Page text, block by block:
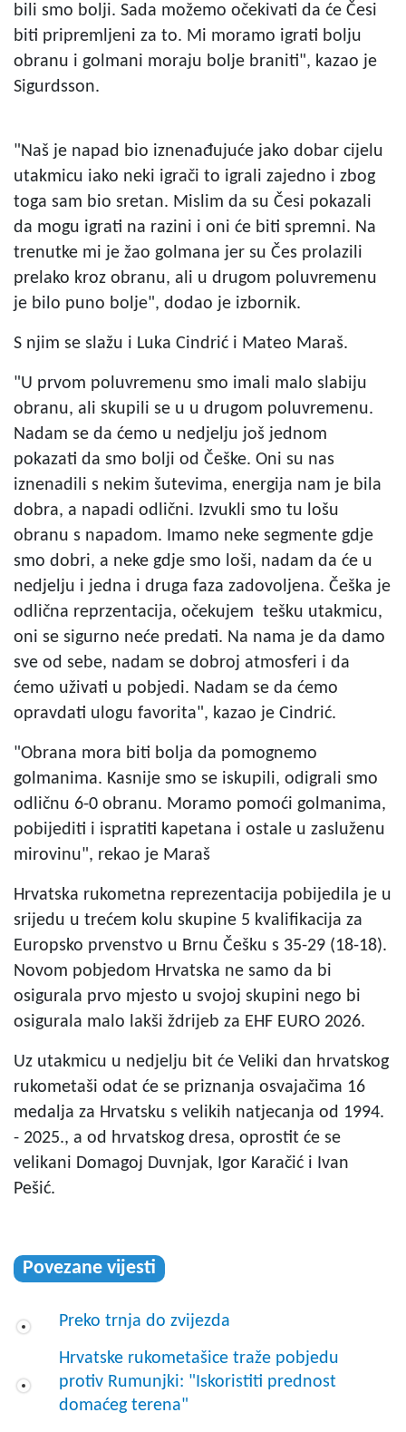
bili smo bolji. Sada možemo očekivati da će Česi
biti pripremljeni za to. Mi moramo igrati bolju
obranu i golmani moraju bolje braniti", kazao je
Sigurdsson.
"Naš je napad bio iznenađujuće jako dobar cijelu
utakmicu iako neki igrači to igrali zajedno i zbog
toga sam bio sretan. Mislim da su Česi pokazali
da mogu igrati na razini i oni će biti spremni. Na
trenutke mi je žao golmana jer su Čes prolazili
prelako kroz obranu, ali u drugom poluvremenu
je bilo puno bolje", dodao je izbornik.
S njim se slažu i Luka Cindrić i Mateo Maraš.
"U prvom poluvremenu smo imali malo slabiju
obranu, ali skupili se u u drugom poluvremenu.
Nadam se da ćemo u nedjelju još jednom
pokazati da smo bolji od Češke. Oni su nas
iznenadili s nekim šutevima, energija nam je bila
dobra, a napadi odlični. Izvukli smo tu lošu
obranu s napadom. Imamo neke segmente gdje
smo dobri, a neke gdje smo loši, nadam da će u
nedjelju i jedna i druga faza zadovoljena. Češka je
odlična reprzentacija, očekujem tešku utakmicu,
oni se sigurno neće predati. Na nama je da damo
sve od sebe, nadam se dobroj atmosferi i da
ćemo uživati u pobjedi. Nadam se da ćemo
opravdati ulogu favorita", kazao je Cindrić.
"Obrana mora biti bolja da pomognemo
golmanima. Kasnije smo se iskupili, odigrali smo
odličnu 6-0 obranu. Moramo pomoći golmanima,
pobijediti i ispratiti kapetana i ostale u zasluženu
mirovinu", rekao je Maraš
Hrvatska rukometna reprezentacija pobijedila je u
srijedu u trećem kolu skupine 5 kvalifikacija za
Europsko prvenstvo u Brnu Češku s 35-29 (18-18).
Novom pobjedom Hrvatska ne samo da bi
osigurala prvo mjesto u svojoj skupini nego bi
osigurala malo lakši ždrijeb za EHF EURO 2026.
Uz utakmicu u nedjelju bit će Veliki dan hrvatskog
rukometaši odat će se priznanja osvajačima 16
medalja za Hrvatsku s velikih natjecanja od 1994.
- 2025., a od hrvatskog dresa, oprostit će se
velikani Domagoj Duvnjak, Igor Karačić i Ivan
Pešić.
Povezane vijesti
Preko trnja do zvijezda
Hrvatske rukometašice traže pobjedu
protiv Rumunjki: "Iskoristiti prednost
domaćeg terena"